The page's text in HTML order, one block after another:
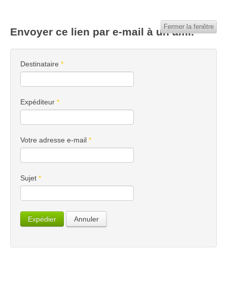
Envoyer ce lien par e-mail à un ami.
Fermer la fenêtre
Destinataire *
Expéditeur *
Votre adresse e-mail *
Sujet *
Expédier Annuler